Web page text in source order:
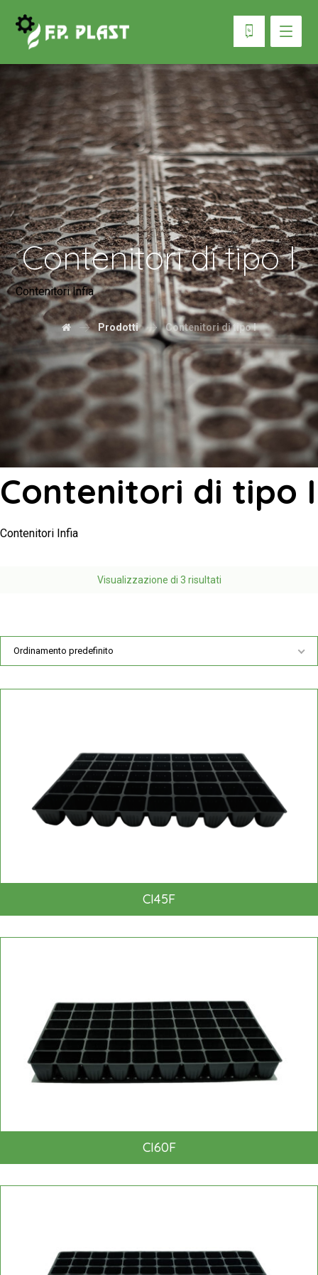
Contenitori di tipo I
Contenitori Infia
Prodotti Contenitori di tipo I
Contenitori di tipo I
Contenitori Infia
Visualizzazione di 3 risultati
Ordinamento predefinito
CI45F
CI60F